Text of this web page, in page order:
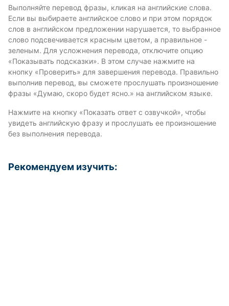
Выполняйте перевод фразы, кликая на английские слова.
Если вы выбираете английское слово и при этом порядок
слов в английском предложении нарушается, то выбранное
слово подсвечивается красным цветом, а правильное -
зеленым. Для усложнения перевода, отключите опцию
«Показывать подсказки». В этом случае нажмите на
кнопку «Проверить» для завершения перевода. Правильно
выполнив перевод, вы сможете прослушать произношение
фразы «Думаю, скоро будет ясно.» на английском языке.
Нажмите на кнопку «Показать ответ с озвучкой», чтобы
увидеть английскую фразу и прослушать ее произношение
без выполнения перевода.
Рекомендуем изучить: